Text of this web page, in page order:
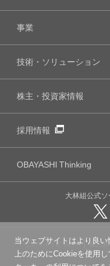
当ウェブサイトはより良
上のためにCookieを使用
事業
技術・ソリューション
株主・投資家情報
採用情報
OBAYASHIThinking
大林組公式
このサイトについて 個人情
ウェ